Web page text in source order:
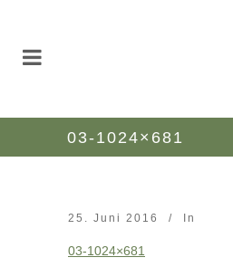
03-1024×681
25. Juni 2016 In
03-1024×681